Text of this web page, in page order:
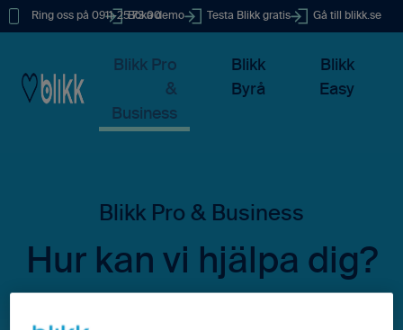
Ring oss på 0911-25 73 00
Boka demo Testa Blikk gratis Gå till blikk.se
Blikk Pro
&
Business
Blikk
Byrå
Blikk
Easy
Hur kan vi hjälpa dig?